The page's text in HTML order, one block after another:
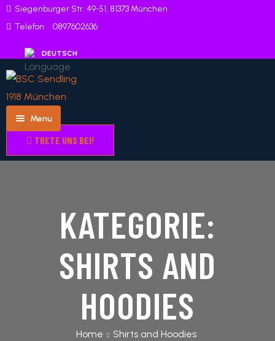
Siegenburger Str. 49-51, 81373 München
Telefon
0897602636
Menu
Herren
TRETE UNS BEI!
KATEGORIE:
SHIRTS AND
HOODIES
Home Shirts and Hoodies